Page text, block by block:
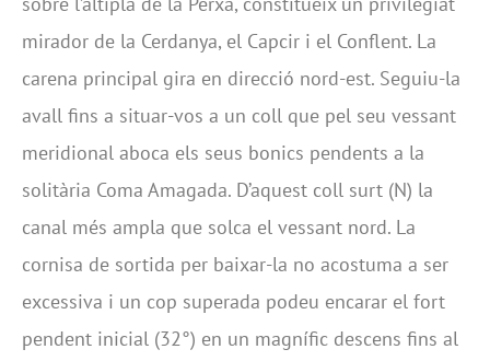
mirador de la Cerdanya, el Capcir i el Conflent. La
carena principal gira en direcció nord-est. Seguiu-la
avall fins a situar-vos a un coll que pel seu vessant
meridional aboca els seus bonics pendents a la
solitària Coma Amagada. D’aquest coll surt (N) la
canal més ampla que solca el vessant nord. La
cornisa de sortida per baixar-la no acostuma a ser
excessiva i un cop superada podeu encarar el fort
pendent inicial (32°) en un magnífic descens fins al